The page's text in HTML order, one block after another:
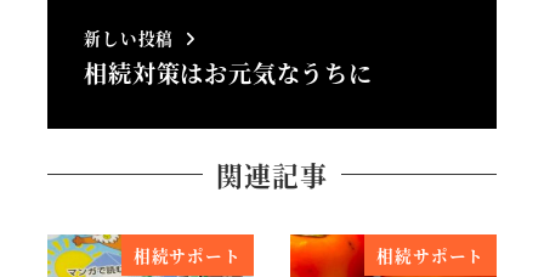
新しい投稿
相続対策はお元気なうちに
関連記事
相続サポート 相続サポート